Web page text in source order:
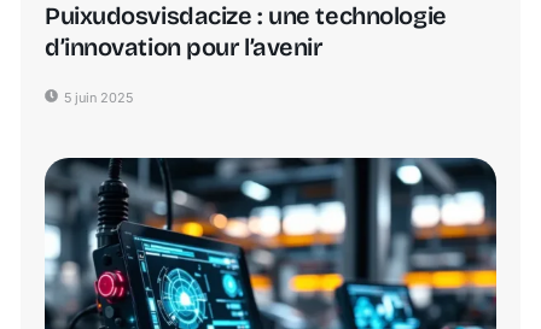
Puixudosvisdacize : une technologie
d’innovation pour l’avenir
5 juin 2025